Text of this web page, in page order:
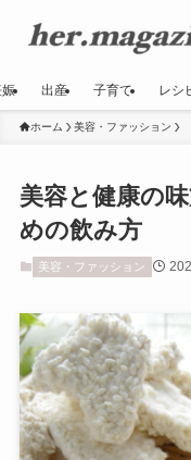
出産 子育て レシ
ホーム 美容・ファッション
美容と健康の
めの飲み方
美容・ファッション